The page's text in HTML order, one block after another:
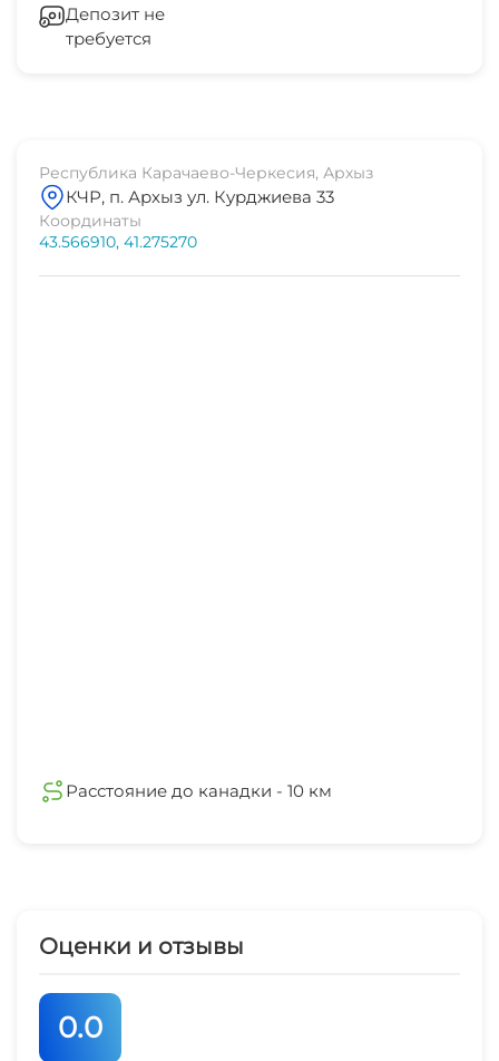
Депозит не
требуется
Республика Карачаево-Черкесия, Архыз
КЧР, п. Архыз ул. Курджиева 33
Координаты
43.566910, 41.275270
Расстояние до канадки - 10 км
Оценки и отзывы
0.0